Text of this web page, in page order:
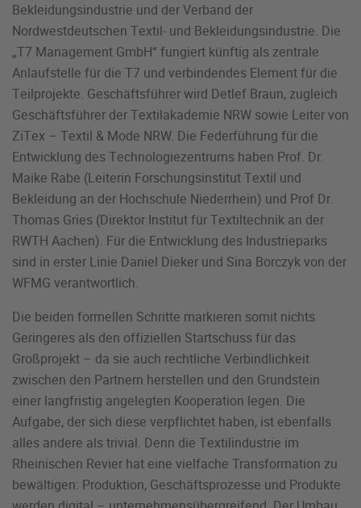
Bekleidungsindustrie und der Verband der
Nordwestdeutschen Textil- und Bekleidungsindustrie. Die
„T7 Management GmbH“ fungiert künftig als zentrale
Anlaufstelle für die T7 und verbindendes Element für die
Teilprojekte. Geschäftsführer wird Detlef Braun, zugleich
Geschäftsführer der Textilakademie NRW sowie Leiter von
ZiTex – Textil & Mode NRW. Die Federführung für die
Entwicklung des Technologiezentrums haben Prof. Dr.
Maike Rabe (Leiterin Forschungsinstitut Textil und
Bekleidung an der Hochschule Niederrhein) und Prof Dr.
Thomas Gries (Direktor Institut für Textiltechnik an der
RWTH Aachen). Für die Entwicklung des Industrieparks
sind in erster Linie Daniel Dieker und Sina Borczyk von der
WFMG verantwortlich.
Die beiden formellen Schritte markieren somit nichts
Geringeres als den offiziellen Startschuss für das
Großprojekt – da sie auch rechtliche Verbindlichkeit
zwischen den Partnern herstellen und den Grundstein
einer langfristig angelegten Kooperation legen. Die
Aufgabe, der sich diese verpflichtet haben, ist ebenfalls
alles andere als trivial. Denn die Textilindustrie im
Rheinischen Revier hat eine vielfache Transformation zu
bewältigen: Produktion, Geschäftsprozesse und Produkte